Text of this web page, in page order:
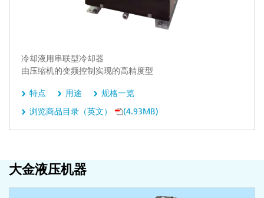
冷却液用串联型冷却器
由压缩机的变频控制实现的高精度型
特点 用途
规格一览
浏览商品目录（英文）
(4.93MB)
大金液压机器